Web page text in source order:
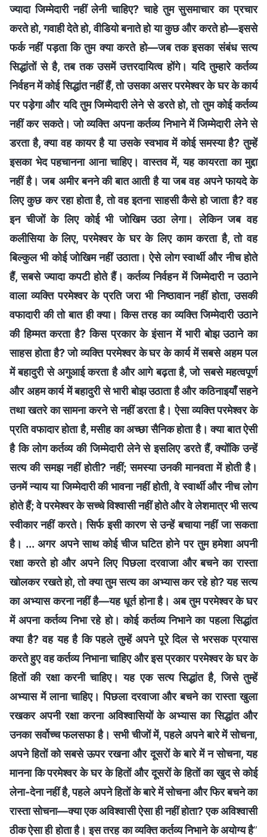
ज्यादा जिम्मेदारी नहीं लेनी चाहिए? चाहे तुम सुसमाचार का प्रचार
करते हो, गवाही देते हो, वीडियो बनाते हो या कुछ और करते हो—इससे
फर्क नहीं पड़ता कि तुम क्या करते हो—जब तक इसका संबंध सत्य
सिद्धांतों से है, तब तक उसमें उत्तरदायित्व होंगे। यदि तुम्हारे कर्तव्य
निर्वहन में कोई सिद्धांत नहीं हैं, तो उसका असर परमेश्वर के घर के कार्य
पर पड़ेगा और यदि तुम जिम्मेदारी लेने से डरते हो, तो तुम कोई कर्तव्य
नहीं कर सकते। जो व्यक्ति अपना कर्तव्य निभाने में जिम्मेदारी लेने से
डरता है, क्या वह कायर है या उसके स्वभाव में कोई समस्या है? तुम्हें
इसका भेद पहचानना आना चाहिए। वास्तव में, यह कायरता का मुद्दा
नहीं है। जब अमीर बनने की बात आती है या जब वह अपने फायदे के
लिए कुछ कर रहा होता है, तो वह इतना साहसी कैसे हो जाता है? वह
इन चीजों के लिए कोई भी जोखिम उठा लेगा। लेकिन जब वह
कलीसिया के लिए, परमेश्वर के घर के लिए काम करता है, तो वह
बिल्कुल भी कोई जोखिम नहीं उठाता। ऐसे लोग स्वार्थी और नीच होते
हैं, सबसे ज्यादा कपटी होते हैं। कर्तव्य निर्वहन में जिम्मेदारी न उठाने
वाला व्यक्ति परमेश्वर के प्रति जरा भी निष्ठावान नहीं होता, उसकी
वफादारी की तो बात ही क्या। किस तरह का व्यक्ति जिम्मेदारी उठाने
की हिम्मत करता है? किस प्रकार के इंसान में भारी बोझ उठाने का
साहस होता है? जो व्यक्ति परमेश्वर के घर के कार्य में सबसे अहम पल
में बहादुरी से अगुआई करता है और आगे बढ़ता है, जो सबसे महत्वपूर्ण
और अहम कार्य में बहादुरी से भारी बोझ उठाता है और कठिनाइयाँ सहने
तथा खतरे का सामना करने से नहीं डरता है। ऐसा व्यक्ति परमेश्वर के
प्रति वफादार होता है, मसीह का अच्छा सैनिक होता है। क्या बात ऐसी
है कि लोग कर्तव्य की जिम्मेदारी लेने से इसलिए डरते हैं, क्योंकि उन्हें
सत्य की समझ नहीं होती? नहीं; समस्या उनकी मानवता में होती है।
उनमें न्याय या जिम्मेदारी की भावना नहीं होती, वे स्वार्थी और नीच लोग
होते हैं; वे परमेश्वर के सच्चे विश्वासी नहीं होते और वे लेशमात्र भी सत्य
स्वीकार नहीं करते। सिर्फ इसी कारण से उन्हें बचाया नहीं जा सकता
है। ... अगर अपने साथ कोई चीज घटित होने पर तुम हमेशा अपनी
रक्षा करते हो और अपने लिए पिछला दरवाजा और बचने का रास्ता
खोलकर रखते हो, तो क्या तुम सत्य का अभ्यास कर रहे हो? यह सत्य
का अभ्यास करना नहीं है—यह धूर्त होना है। अब तुम परमेश्वर के घर
में अपना कर्तव्य निभा रहे हो। कोई कर्तव्य निभाने का पहला सिद्धांत
क्या है? वह यह है कि पहले तुम्हें अपने पूरे दिल से भरसक प्रयास
करते हुए वह कर्तव्य निभाना चाहिए और इस प्रकार परमेश्वर के घर के
हितों की रक्षा करनी चाहिए। यह एक सत्य सिद्धांत है, जिसे तुम्हें
अभ्यास में लाना चाहिए। पिछला दरवाजा और बचने का रास्ता खुला
रखकर अपनी रक्षा करना अविश्वासियों के अभ्यास का सिद्धांत और
उनका सर्वोच्च फलसफा है। सभी चीजों में, पहले अपने बारे में सोचना,
अपने हितों को सबसे ऊपर रखना और दूसरों के बारे में न सोचना, यह
मानना कि परमेश्वर के घर के हितों और दूसरों के हितों का खुद से कोई
लेना-देना नहीं है, पहले अपने हितों के बारे में सोचना और फिर बचने का
रास्ता सोचना—क्या एक अविश्वासी ऐसा ही नहीं होता? एक अविश्वासी
ठीक ऐसा ही होता है। इस तरह का व्यक्ति कर्तव्य निभाने के अयोग्य है”